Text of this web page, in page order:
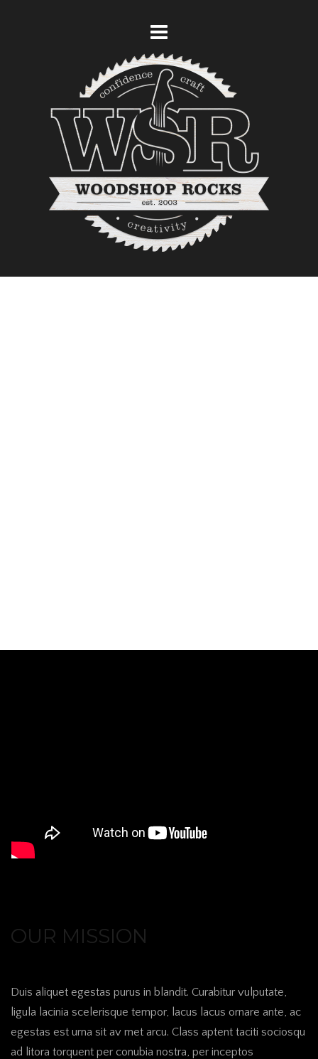
OUR MISSION
Duis aliquet egestas purus in blandit. Curabitur vulputate,
ligula lacinia scelerisque tempor, lacus lacus ornare ante, ac
egestas est urna sit av met arcu. Class aptent taciti sociosqu
ad litora torquent per conubia nostra, per inceptos